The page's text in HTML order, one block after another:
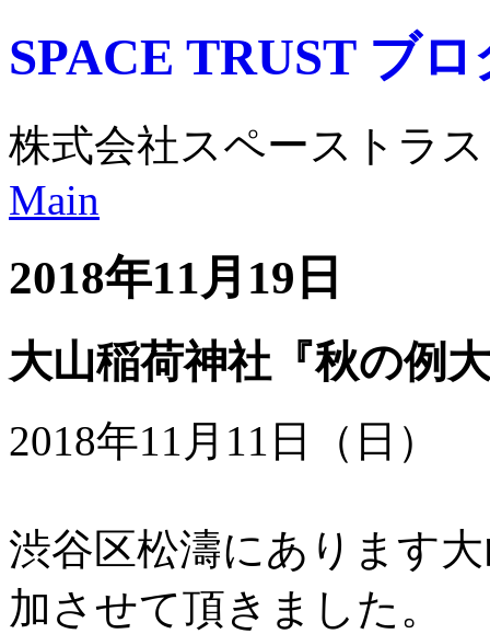
SPACE TRUST ブロ
株式会社スペーストラ
Main
2018年11月19日
大山稲荷神社『秋の例
2018年11月11日（日）
渋谷区松濤にあります
加させて頂きました。